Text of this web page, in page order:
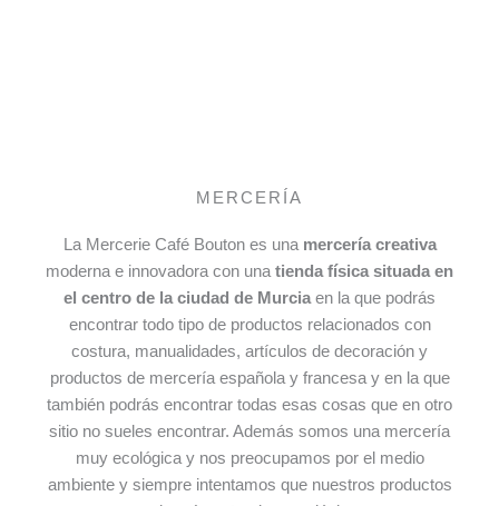
MERCERÍA
La Mercerie Café Bouton es una mercería creativa
moderna e innovadora con una tienda física situada en
el centro de la ciudad de Murcia en la que podrás
encontrar todo tipo de productos relacionados con
costura, manualidades, artículos de decoración y
productos de mercería española y francesa y en la que
también podrás encontrar todas esas cosas que en otro
sitio no sueles encontrar. Además somos una mercería
muy ecológica y nos preocupamos por el medio
ambiente y siempre intentamos que nuestros productos